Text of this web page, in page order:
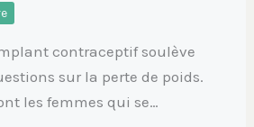
contraceptif soulève
sur la perte de poids.
les femmes qui se…